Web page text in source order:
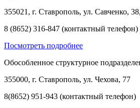
355021, г. Ставрополь, ул. Савченко,
8 (8652) 316-847 (контактный телефон)
Посмотреть подробнее
Обособленное структурное
355000, г. Ставрополь, ул. Чехова, 77
8(8652) 951-943 (контактный телефон)